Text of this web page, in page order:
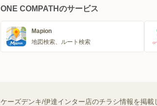
ONE COMPATHのサービス
Mapion
地図検索、ルート検索
ケーズデンキ/伊達インター店のチラシ情報を掲